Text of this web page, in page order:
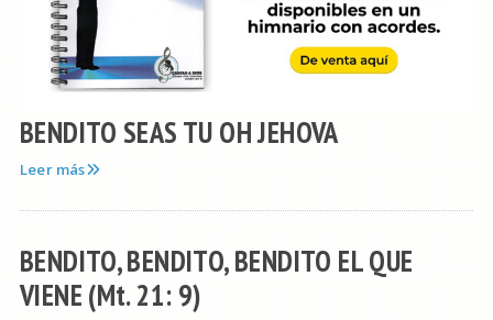
BENDITO SEAS TU OH JEHOVA
Leer más
BENDITO, BENDITO, BENDITO EL QUE
VIENE (Mt. 21: 9)